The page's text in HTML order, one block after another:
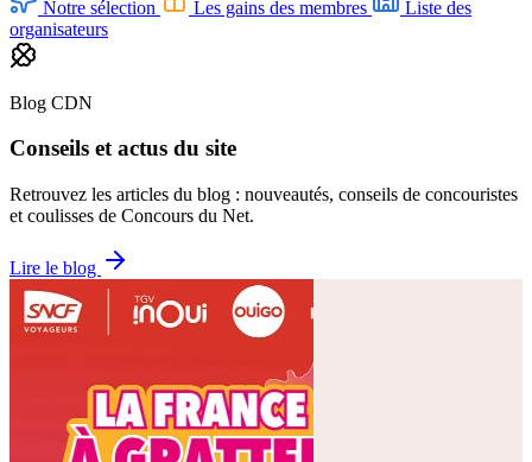
Notre sélection Les gains des membres
Liste des
organisateurs
Blog CDN
Conseils et actus du site
Retrouvez les articles du blog : nouveautés, conseils de concouristes
et coulisses de Concours du Net.
Lire le blog